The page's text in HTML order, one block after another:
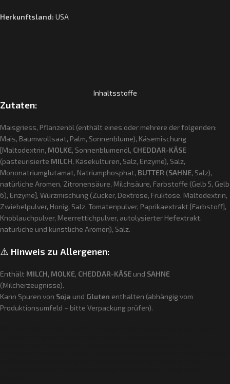
Herkunftsland: USA
Inhaltsstoffe
Zutaten:
Maisgriess, Pflanzenöl (enthält eines oder mehrere der folgenden:
Mais, Baumwollsaat, Palm, Sonnenblume), Käsemischung
[Maltodextrin, MOLKE, Sonnenblumenöl, CHEDDAR-KÄSE
(pasteurisierte MILCH, Käsekulturen, Salz, Enzyme), Salz,
Mononatriumglutamat, Natriumphosphat, BUTTER (SAHNE, Salz),
natürliche Aromen, Zitronensäure, Milchsäure, Farbstoffe (Gelb 5, Gelb
6), Enzyme], Würzmischung (Zucker, Dextrose, Fruktose, Maltodextrin,
Zwiebelpulver, Honig, Salz, Tomatenpulver, Paprikaextrakt [Farbstoff],
Knoblauchpulver, Meerrettichpulver, autolysierter Hefextrakt,
natürliche und künstliche Aromen), Salz.
⚠️ Hinweis zu Allergenen:
Enthält MILCH, MOLKE, CHEDDAR-KÄSE und SAHNE
(Milcherzeugnisse).
Kann Spuren von Soja und Gluten enthalten (abhängig vom
Produktionsumfeld – bitte Verpackung prüfen).